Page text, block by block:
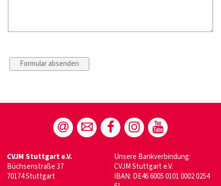
CVJM Stuttgart e.V.
Büchsenstraße 37
70174 Stuttgart
Unsere Bankverbindung:
CVJM Stuttgart e.V.
IBAN: DE46 6005 0101 0002 0254